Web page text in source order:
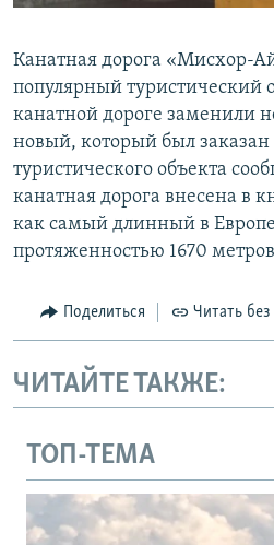
Канатная дорога «Мисхор-
популярный туристический
канатной дороге заменили
новый, который был заказан
туристического объекта
канатная дорога внесена в
как самый длинный в
протяженностью 1670
Поделиться Читать без
ЧИТАЙТЕ ТАКЖЕ:
ТОП-ТЕМА